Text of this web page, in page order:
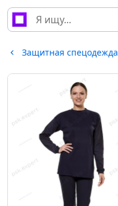
Защитная спецодежда